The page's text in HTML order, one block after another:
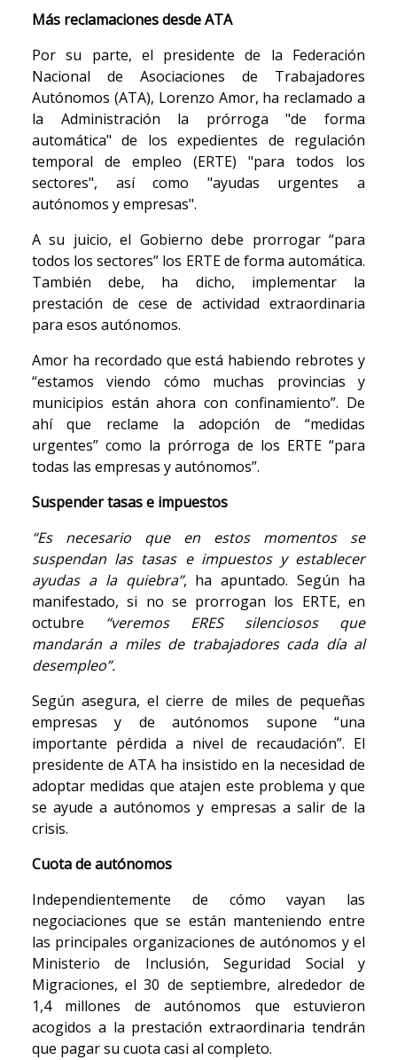
Más reclamaciones desde ATA
Por su parte, el presidente de la Federación
Nacional de Asociaciones de Trabajadores
Autónomos (ATA), Lorenzo Amor, ha reclamado a
la Administración la prórroga "de forma
automática" de los expedientes de regulación
temporal de empleo (ERTE) "para todos los
sectores", así como "ayudas urgentes a
autónomos y empresas".
A su juicio, el Gobierno debe prorrogar “para
todos los sectores” los ERTE de forma automática.
También debe, ha dicho, implementar la
prestación de cese de actividad extraordinaria
para esos autónomos.
Amor ha recordado que está habiendo rebrotes y
“estamos viendo cómo muchas provincias y
municipios están ahora con confinamiento”. De
ahí que reclame la adopción de “medidas
urgentes” como la prórroga de los ERTE “para
todas las empresas y autónomos”.
Suspender tasas e impuestos
“Es necesario que en estos momentos se
suspendan las tasas e impuestos y establecer
ayudas a la quiebra”, ha apuntado. Según ha
manifestado, si no se prorrogan los ERTE, en
octubre “veremos ERES silenciosos que
mandarán a miles de trabajadores cada día al
desempleo”.
Según asegura, el cierre de miles de pequeñas
empresas y de autónomos supone “una
importante pérdida a nivel de recaudación”. El
presidente de ATA ha insistido en la necesidad de
adoptar medidas que atajen este problema y que
se ayude a autónomos y empresas a salir de la
crisis.
Cuota de autónomos
Independientemente de cómo vayan las
negociaciones que se están manteniendo entre
las principales organizaciones de autónomos y el
Ministerio de Inclusión, Seguridad Social y
Migraciones, el 30 de septiembre, alrededor de
1,4 millones de autónomos que estuvieron
acogidos a la prestación extraordinaria tendrán
que pagar su cuota casi al completo.